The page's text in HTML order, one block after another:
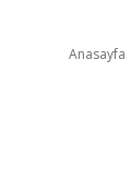
Anasayfa